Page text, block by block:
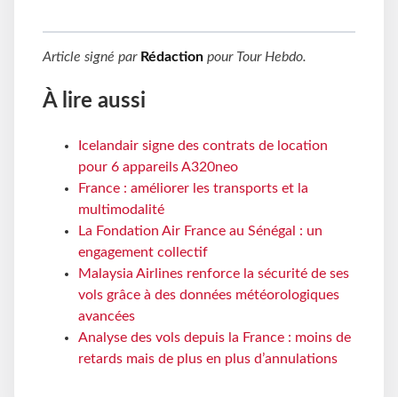
Article signé par Rédaction pour Tour Hebdo.
À lire aussi
Icelandair signe des contrats de location
pour 6 appareils A320neo
France : améliorer les transports et la
multimodalité
La Fondation Air France au Sénégal : un
engagement collectif
Malaysia Airlines renforce la sécurité de ses
vols grâce à des données météorologiques
avancées
Analyse des vols depuis la France : moins de
retards mais de plus en plus d’annulations